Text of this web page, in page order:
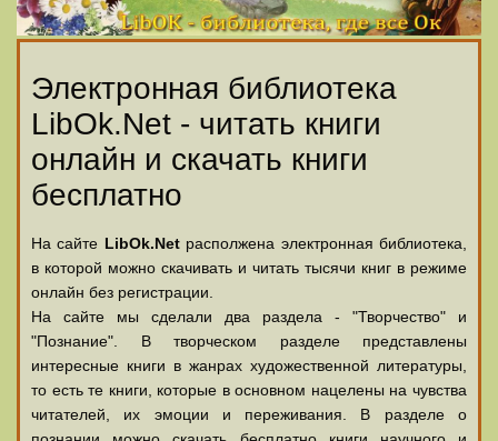
Электронная библиотека
LibOk.Net - читать книги
онлайн и скачать книги
бесплатно
На сайте LibOk.Netрасполжена электронная библиотека,
в которой можно скачивать и читать тысячи книг в режиме
онлайн без регистрации.
На сайте мы сделали два раздела - "Творчество" и
"Познание". В творческом разделе представлены
интересные книги в жанрах художественной литературы,
то есть те книги, которые в основном нацелены на чувства
читателей, их эмоции и переживания. В разделе о